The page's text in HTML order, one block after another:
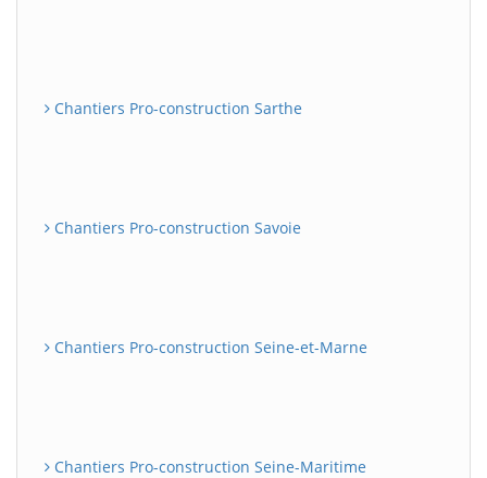
Chantiers Pro-construction Sarthe
Chantiers Pro-construction Savoie
Chantiers Pro-construction Seine-et-Marne
Chantiers Pro-construction Seine-Maritime